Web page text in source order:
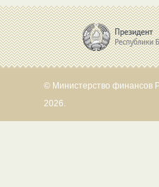
© Министерство финансов
2026.